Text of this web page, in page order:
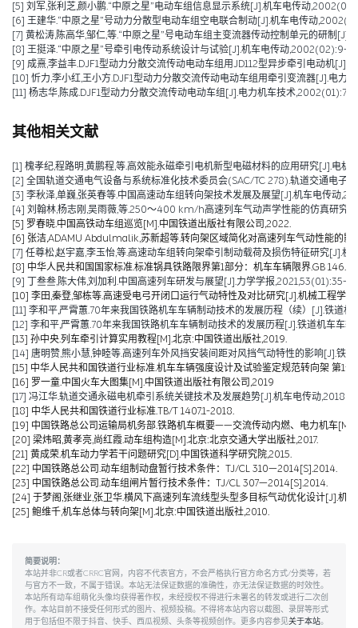
[5] 刘军,张利芝,颜小鹏.“中原之星”电动车组信息显示系统[J].机车电传动
[6] 王建华.“中原之星”号动力分散型电动车组空电联合制动[J].机车电传动
[7] 黄松涛,陈高华,邹仁,等.“中原之星”号电动车组主变流器传动控制单元的研制
[8] 王挺泽.“中原之星”号牵引电传动系统设计与试验[J].机车电传动,2002(02):9-12.
[9] 成熹,李益丰.DJF1型动力分散交流传动电动车组用JD112型异步牵引电动机[J].
[10] 忻力,李小红,王小方.DJF1型动力分散交流传动电动车组用牵引变流器[J].电力
[11] 杨志华,陈成.DJF1型动力分散交流传动电动车组[J].电力机车技术,2002(01):7-
其他相关文献
[1] 槐孝纪,程路明,黄鹏程,等.高效能永磁牵引电机新型电磁材料的应用研究[J].电
[2] 全国轨道交通电气设备与系统标准化技术委员会(SAC/TC 278).轨道交通电
[3] 李秋泽,单巍,张英春等.中国高速动车组转向架技术发展及展望[J].机车电传动
[4] 刘翰林,杨志刚,吴雨薇,等.250～400 km/h高速列车气动声学性能的仿真研究
[5] 罗春晓.中国高铁动车组巡览[M].中国铁道出版社有限公司,2022.
[6] 张洁,ADAMU Abdulmalik,苏新超等.转向架区域简化对高速列车气动性能的
[7] 任尊松,赵宇嘉,李玉怡,等.高速动车组转向架牵引制动载荷及损伤特征研究[J].机
[8] 中华人民共和国国家标准.标准锅具铁路限界第1部分：机车车辆限界.GB
[9] 丁叁叁,陈大伟,刘加利.中国高速列车研发与展望[J].力学学报,2021,53(01):35-
[10] 李田,秦登,邹栋等.高速受电弓开闭口运行气动特性及对比研究[J].机械工程学
[11] 李和平,严霄蕙.70年来我国铁路机车车辆制动技术的发展历程（续）[J].铁道
[12] 李和平,严霄蕙.70年来我国铁路机车车辆制动技术的发展历程[J].铁道机车车
[13] 孙中央.列车牵引计算实用教程[M].北京:中国铁道出版社,2019.
[14] 唐明赞,熊小慧,钟睦等.高速列车外风挡安装间距对风挡气动特性的影响[J].铁
[15] 中华人民共和国铁道行业标准.机车车辆强度设计及试验鉴定规范转向架 第1
[16] 罗一童.中国火车大图集[M].中国铁道出版社有限公司,2019
[17] 冯江华.轨道交通永磁电机牵引系统关键技术及发展趋势[J].机车电传动
[18] 中华人民共和国铁道行业标准.TB/T 1407.1-2018.
[19] 中国铁路总公司运输局机务部.铁路机车概要——交流传动内燃、电力机车[M].
[20] 梁炜昭,黄孝亮,尚红霞.动车组构造[M].北京:北京交通大学出版社,2017.
[21] 黄成荣.机车动力学若干问题研究[D].中国铁道科学研究院,2015.
[22] 中国铁路总公司.动车组制动盘暂行技术条件：TJ/CL 310—2014[S].2014.
[23] 中国铁路总公司.动车组闸片暂行技术条件：TJ/CL 307—2014[S].2014.
[24] 于梦阁,张继业,张卫华.横风下高速列车流线型头型多目标气动优化设计[J].机
[25] 鲍维千,机车总体与转向架[M].北京:中国铁道出版社,2010.
简要说明：
本站并非CR或者CRRC官网，内容不代表官方，不会严格执行官方命名方式/分类等，若
与官方不一致，不属于错误。本站无法保证数据的准确性，亦无法保证数据的时效性。
本站所有动车组萌化头像均获得著作权，未经授权不得进行未署名的转发或进行二次创
作。本站目前不接受任何形式的图片、视频投稿。不得将本站内容以截图、录屏等形式
用于包括但不限于抖音、快手、西瓜视频、头条等视频创作。更多内容参见关于本站。